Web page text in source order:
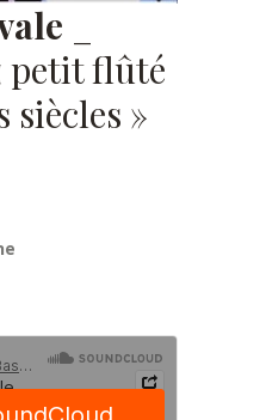
petit flûté
siècles »